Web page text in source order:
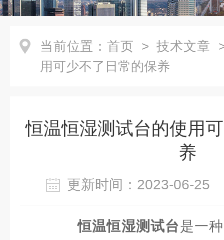
当前位置： 首页 > 技术文章
用可少不了日常的保养
恒温恒湿测试台的使用
养
更新时间：2023-06-
恒温恒湿测试台是一